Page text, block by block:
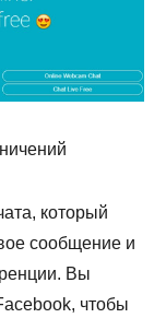
который
сообщение и
Вы
чтобы